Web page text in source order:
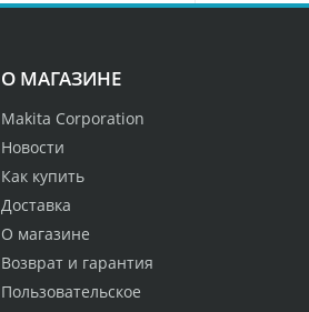
О МАГАЗИНЕ
Makita Corporation
Новости
Как купить
Доставка
О магазине
Возврат и гарантия
Пользовательское